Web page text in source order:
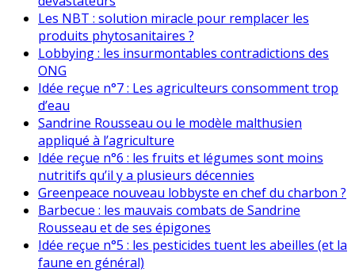
Les NBT : solution miracle pour remplacer les
produits phytosanitaires ?
Lobbying : les insurmontables contradictions des
ONG
Idée reçue n°7 : Les agriculteurs consomment trop
d’eau
Sandrine Rousseau ou le modèle malthusien
appliqué à l’agriculture
Idée reçue n°6 : les fruits et légumes sont moins
nutritifs qu’il y a plusieurs décennies
Greenpeace nouveau lobbyste en chef du charbon ?
Barbecue : les mauvais combats de Sandrine
Rousseau et de ses épigones
Idée reçue n°5 : les pesticides tuent les abeilles (et la
faune en général)